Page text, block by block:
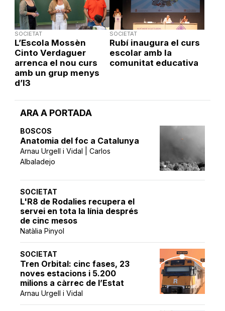
ARA A PORTADA
BOSCOS
Anatomia del foc a Catalunya
Arnau Urgell i Vidal | Carlos
Albaladejo
SOCIETAT
L'R8 de Rodalies recupera el
servei en tota la línia després
de cinc mesos
Natàlia Pinyol
SOCIETAT
Tren Orbital: cinc fases, 23
noves estacions i 5.200
milions a càrrec de l’Estat
Arnau Urgell i Vidal
SOCIETAT
L’Escola Mossèn
Cinto Verdaguer
arrenca el nou curs
amb un grup menys
d’I3
SOCIETAT
Rubí inaugura el curs
escolar amb la
comunitat educativa